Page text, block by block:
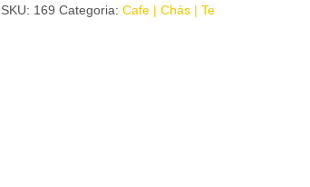
SKU: 169 Categoria: Cafe | Chás | Te